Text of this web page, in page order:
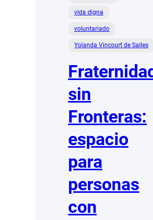
vida digna
voluntariado
Yolanda Vincourt de Salles
sin
Fronteras:
espacio
para
personas
con